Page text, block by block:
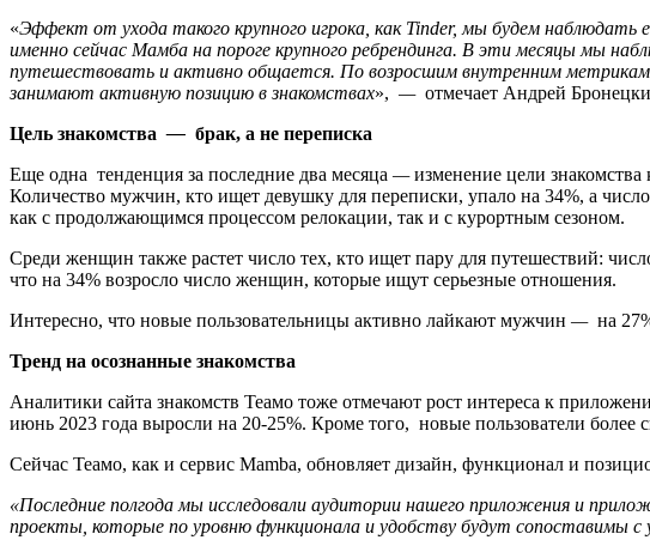
«Эффект от ухода такого крупного игрока, как Tinder, мы будем
именно сейчас Мамба на пороге крупного ребрендинга. В эти месяцы мы
путешествовать и активно общается. По возросшим внутренним
занимают активную позицию в знакомствах», — отмечает Андрей
Цель знакомства — брак, а не переписка
Еще одна тенденция за последние два месяца —изменение цели
Количество мужчин, кто ищет девушку для переписки, упало на 34%, а
как с продолжающимся процессом релокации, так и с курортным сезоном.
Среди женщин также растет число тех, кто ищет пару для путешествий:
что на 34% возросло число женщин, которые ищут серьезные отношения.
Интересно, что новые пользовательницы активно лайкают мужчин —на
Тренд на осознанные знакомства
Аналитики сайта знакомств Теамо тоже отмечают рост интереса к
июнь 2023 года выросли на 20-25%. Кроме того, новые пользователи
Сейчас Теамо, как и сервис Mamba, обновляет дизайн, функционал и
«Последние полгода мы исследовали аудитории нашего приложения и
проекты, которые по уровню функционала и удобству будут сопоставимы